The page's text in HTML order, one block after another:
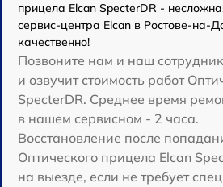
прицела Elcan SpecterDR -
сервис-центра Elcan в Ростове-на-
качественно!
Позвоните нам и наш
и озвучит стоимость работ
SpecterDR. Среднее время
в нашем сервисном - 2 часа.
Восстановление после
Оптического прицела Elcan
на выезде, если не требует